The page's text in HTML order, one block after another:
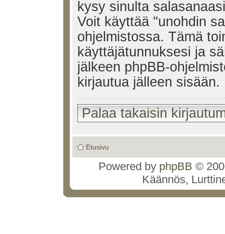
kysy sinulta
Voit käyttää "unohdin
ohjelmistossa. Tämä
käyttäjätunnuksesi ja
jälkeen phpBB-
kirjautua jälleen sisään.
Palaa takaisin
Etusivu
Powered by phpBB ©
Käännös,